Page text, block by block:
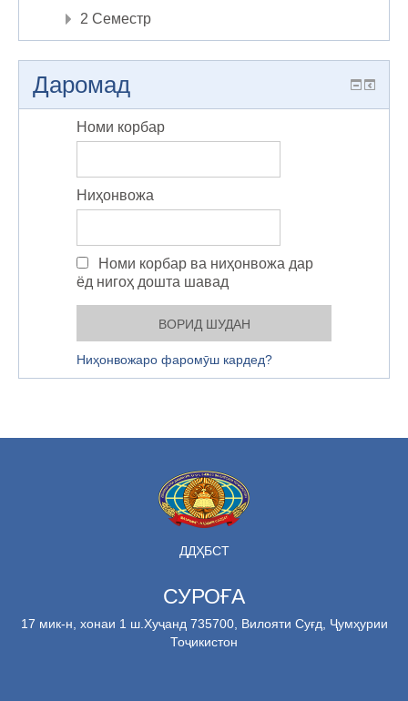
2 Семестр
Даромад
Номи корбар
Ниҳонвожа
Номи корбар ва ниҳонвожа дар
ёд нигоҳ дошта шавад
Ниҳонвожаро фаромӯш кардед?
ДДҲБСТ
СУРОҒА
17 мик-н, хонаи 1 ш.Хуҷанд 735700, Вилояти Суғд, Ҷумҳурии
Тоҷикистон